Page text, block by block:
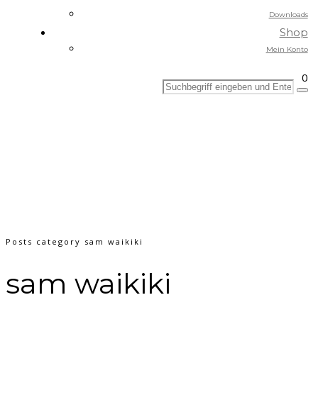
Downloads
Shop
Mein Konto
0
Posts category sam waikiki
sam waikiki